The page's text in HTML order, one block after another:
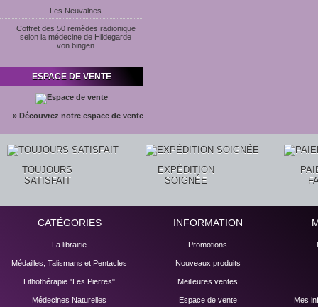
Les Neuvaines
Coffret des 50 remèdes radionique
selon la médecine de Hildegarde
von bingen
ESPACE DE VENTE
» Découvrez notre espace de vente
TOUJOURS
SATISFAIT
EXPÉDITION
SOIGNÉE
CATÉGORIES
La librairie
Médailles, Talismans et Pentacles
Lithothérapie "Les Pierres"
Médecines Naturelles
INFORMATION
Promotions
Nouveaux produits
Meilleures ventes
Espace de vente Mes